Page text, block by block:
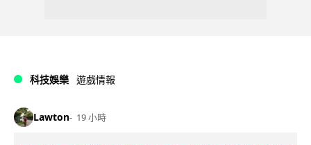
科技娛樂 遊戲情報
Lawton 19 小時